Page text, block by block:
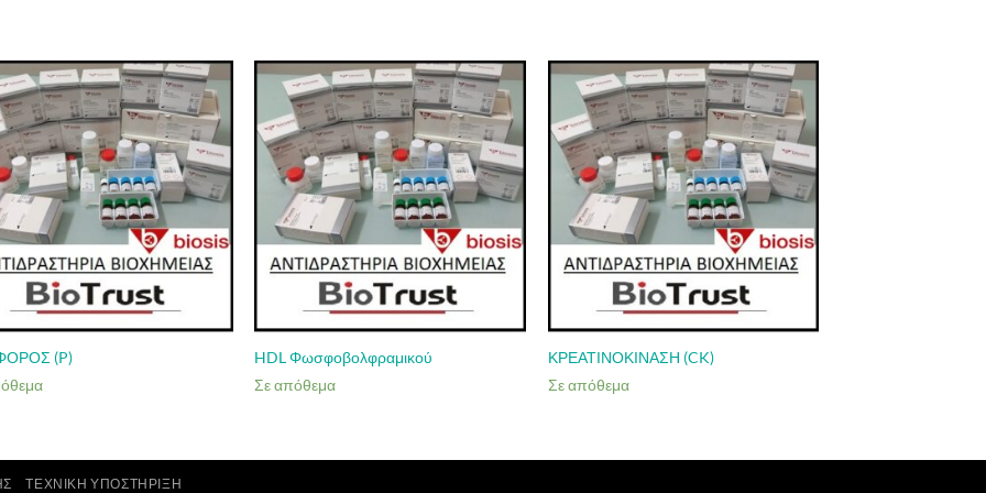
(P)
HDL Φωσφοβολφραμικού
Σε απόθεμα
ΚΡΕΑΤΙΝΟΚΙΝΑΣΗ (CK)
Σε απόθεμα
ΤΕΧΝΙΚΉ ΥΠΟΣΤΉΡΙΞΗ